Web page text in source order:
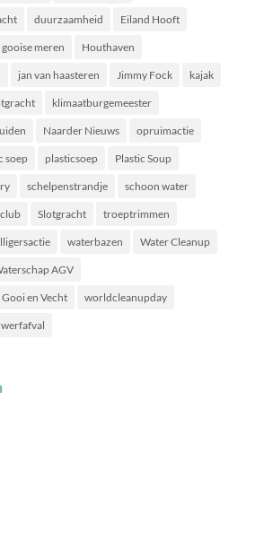
duurzaamheid Eiland Hooft
gooise meren Houthaven
jan van haasteren Jimmy Fock kajak
klimaatburgemeester
Naarder Nieuws opruimactie
soep plasticsoep Plastic Soup
schelpenstrandje schoon water
Slotgracht troeptrimmen
waterbazen Water Cleanup
AGV
en Vecht worldcleanupday